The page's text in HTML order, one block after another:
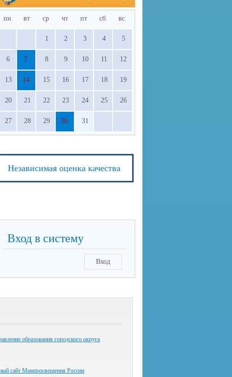
пн вт ср чт пт сб вс
1 2 3 4 5
6 7 8 9 10 11 12
13 14 15 16 17 18 19
20 21 22 23 24 25 26
27 28 29 30 31
Независимая оценка качества
Вход в систему
Вход
образования городского округа
сайт Минпросвещения России